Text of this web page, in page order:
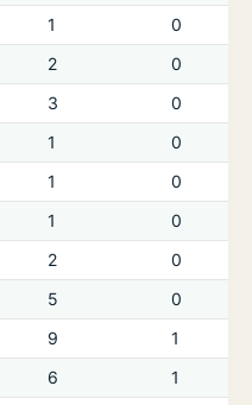
1
0
2
0
3
0
1
0
1
0
1
0
2
0
5
0
9
1
6 1